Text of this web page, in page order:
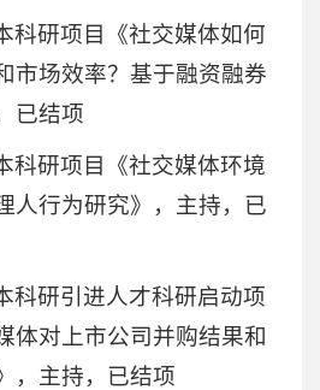
科研项目《社交媒体如何
市场效率？基于融资融券
已结项
科研项目《社交媒体环境
人行为研究》，主持，已
科研引进人才科研启动项
体对上市公司并购结果和
，主持，已结项